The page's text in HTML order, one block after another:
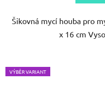
Šikovná mycí houba pro
x 16 cm
VÝBĚR VARIANT